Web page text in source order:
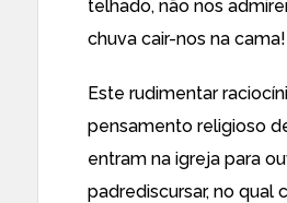
telhado, não nos
chuva cair-nos na cama!
Este rudimentar
pensamento religioso
entram na igreja para
padrediscursar, no qual